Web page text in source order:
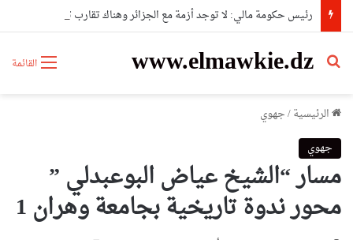
القائمة www.elmawkie.dz
بحث عن
الرئيسية/جهوي
جهوي
مسار “الشيخ عياض البوعبدلي ”
محور ندوة تاريخية بجامعة وهران 1